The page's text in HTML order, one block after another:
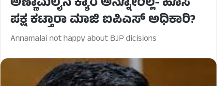
ಪಕ್ಷ ಕಟ್ತಾರಾ ಮಾಜಿ ಐಪಿಎಸ್ ಅಧಿಕಾರಿ?
Annamalai not happy about BJP dicisions